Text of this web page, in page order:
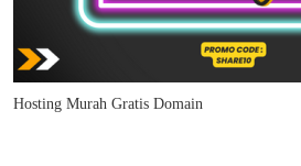
Hosting Murah Gratis Domain